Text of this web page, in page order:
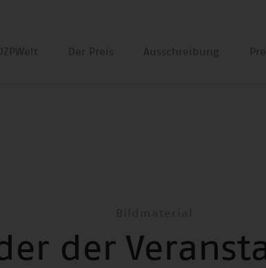
Der Preis Ausschreibung
der